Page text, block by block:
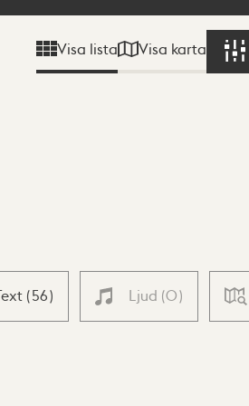
Visa lista Visa karta
(56) Ljud (0)